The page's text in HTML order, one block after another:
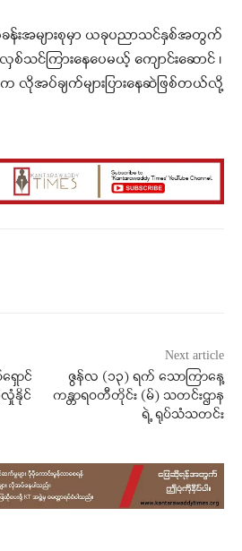
န်းအများစုမှာ ယခုပညာသင်နှစ်အတွက်
သင်ကြားနေပေမယ့် ကျောင်းဆောင် ၊
အပ်ချက်များပြားနေဆဲဖြစ်တယ်လို့
ာင်
နိုင်
Next article
ဇွန်လ (၁၃) ရက် သောကြာနေ့
ကန္တာရဝတီတိုင်း (မ်) သတင်းဌာန
ရဲ့ ရုပ်သံသတင်း